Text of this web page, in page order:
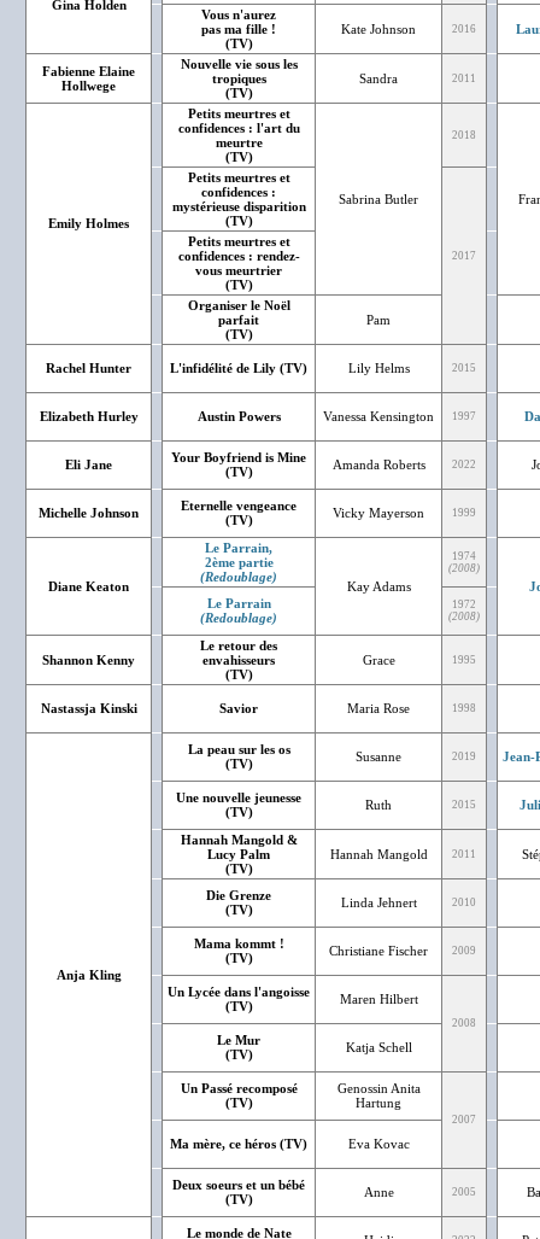
Gina Holden
Vous n'aurez
pas ma fille !
(TV)
Kate Johnson 2016
Fabienne Elaine
Hollwege
Nouvelle vie sous les
tropiques
(TV)
Sandra 2011
Emily Holmes
Petits meurtres et
confidences : l'art du
meurtre
(TV)
Sabrina Butler
2018
Petits meurtres et
confidences :
mystérieuse disparition
(TV)
2017
Petits meurtres et
confidences : rendez-
vous meurtrier
(TV)
Organiser le Noël
parfait
(TV)
Pam
Rachel Hunter L'infidélité de Lily (TV) Lily Helms 2015
Elizabeth Hurley Austin Powers Vanessa Kensington 1997
Eli Jane
Your Boyfriend is Mine
(TV)
Amanda Roberts 2022
Michelle Johnson
Eternelle vengeance
(TV)
Vicky Mayerson 1999
Diane Keaton
Le Parrain,
2ème partie
(Redoublage)
Kay Adams
1974
(2008)
Le Parrain
(Redoublage)
1972
(2008)
Shannon Kenny
Le retour des
envahisseurs
(TV)
Grace 1995
Nastassja Kinski Savior Maria Rose 1998
Anja Kling
La peau sur les os
(TV)
Susanne 2019 Jean-
Une nouvelle jeunesse
(TV)
Ruth 2015
Hannah Mangold &
Lucy Palm
(TV)
Hannah Mangold 2011
Die Grenze
(TV)
Linda Jehnert 2010
Mama kommt !
(TV)
Christiane Fischer 2009
Un Lycée dans l'angoisse
(TV)
Maren Hilbert
2008
Le Mur
(TV)
Katja Schell
Un Passé recomposé
(TV)
Genossin Anita
Hartung
2007
Ma mère, ce héros (TV) Eva Kovac
Deux soeurs et un bébé
(TV)
Anne 2005
Le monde de Nate